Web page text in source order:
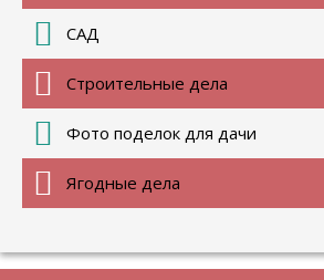
САД
Строительные дела
Фото поделок для дачи
Ягодные дела